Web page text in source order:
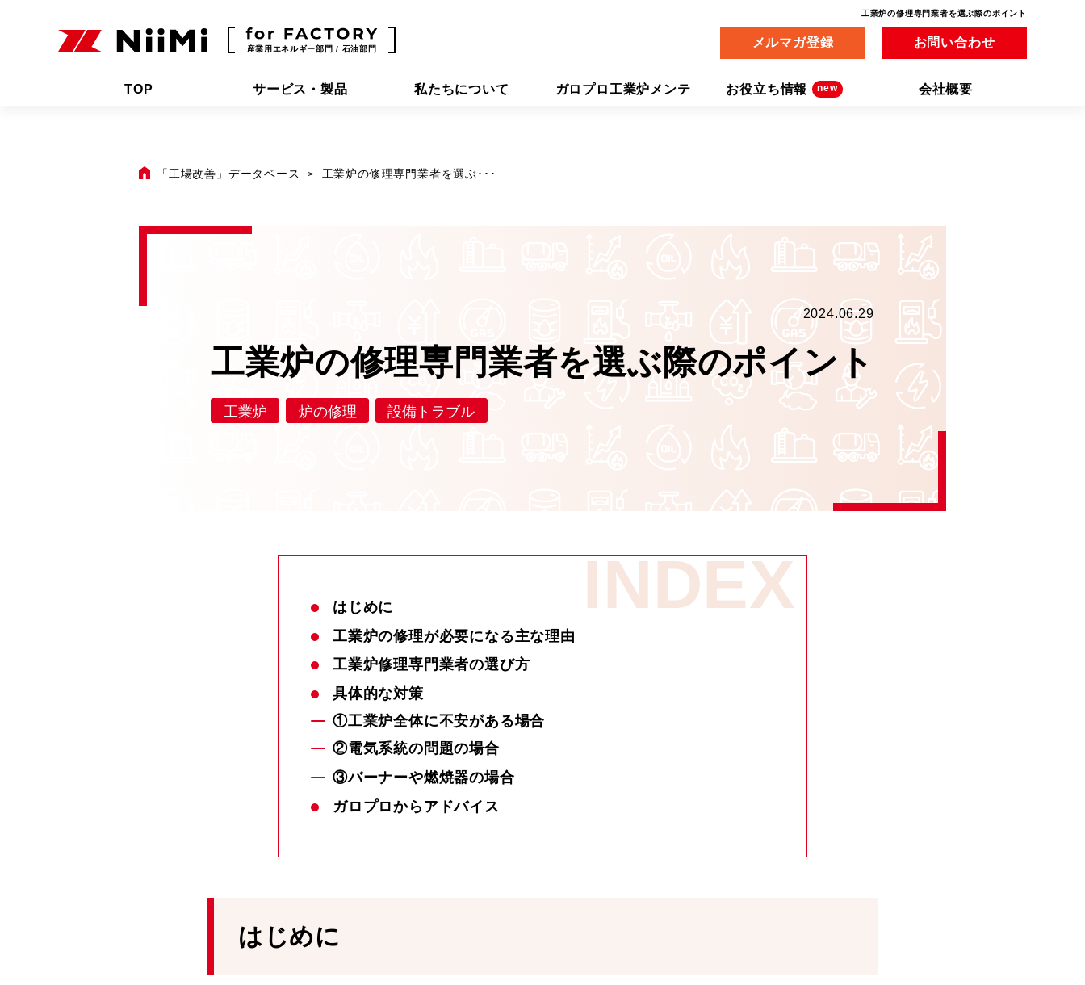
工業炉の修理専門業者を選ぶ際のポイント
産業用エネルギー部門 / 石油部門 メルマガ登録 お問い合わせ
TOP サービス・製品 私たちについて ガロプロ工業炉メンテ お役立ち情報 new 会社概要
「工場改善」データベース 工業炉の修理専門業者を選ぶ･･･
2024.06.29
工業炉の修理専門業者を選ぶ際のポイント
工業炉 炉の修理 設備トラブル
INDEX
はじめに
工業炉の修理が必要になる主な理由
工業炉修理専門業者の選び方
具体的な対策
①工業炉全体に不安がある場合
②電気系統の問題の場合
③バーナーや燃焼器の場合
ガロプロからアドバイス
はじめに